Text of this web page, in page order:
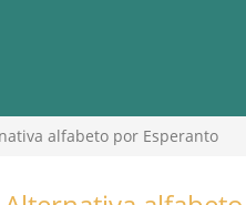
alfabeto por Esperanto